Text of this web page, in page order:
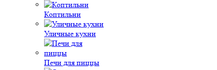
Коптильни
Уличные кухни
Печи для пиццы